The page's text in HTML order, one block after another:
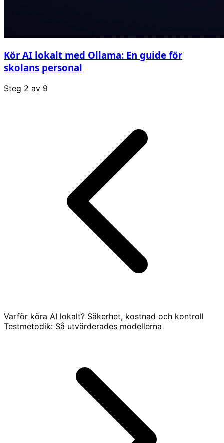
Kör AI lokalt med Ollama: En guide för
skolans personal
Steg 2 av 9
Varför köra AI lokalt? Säkerhet, kostnad och kontroll
Testmetodik: Så utvärderades modellerna